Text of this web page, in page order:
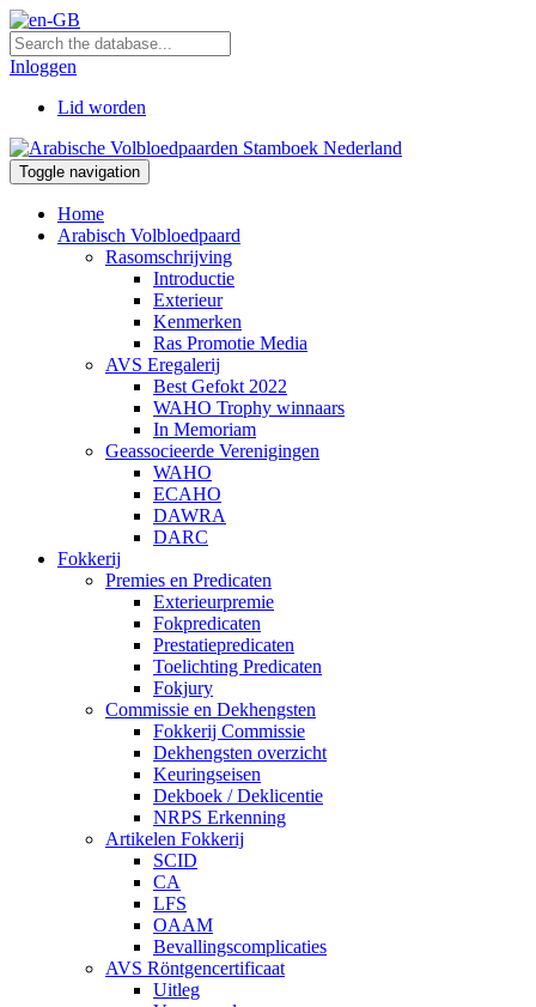
Inloggen
Lid worden
Toggle navigation
Home
Arabisch Volbloedpaard
Rasomschrijving
Introductie
Exterieur
Kenmerken
Ras Promotie Media
AVS Eregalerij
Best Gefokt 2022
WAHO Trophy winnaars
In Memoriam
Geassocieerde Verenigingen
WAHO
ECAHO
DAWRA
DARC
Fokkerij
Premies en Predicaten
Exterieurpremie
Fokpredicaten
Prestatiepredicaten
Toelichting Predicaten
Fokjury
Commissie en Dekhengsten
Fokkerij Commissie
Dekhengsten overzicht
Keuringseisen
Dekboek / Deklicentie
NRPS Erkenning
Artikelen Fokkerij
SCID
CA
LFS
OAAM
Bevallingscomplicaties
AVS Röntgencertificaat
Uitleg